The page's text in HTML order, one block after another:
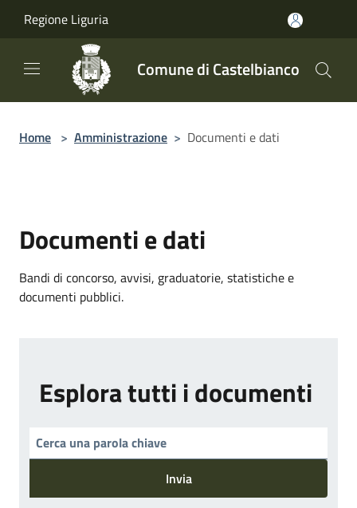
Regione Liguria
Comune di Castelbianco
Home > Amministrazione > Documenti e dati
Documenti e dati
Bandi di concorso, avvisi, graduatorie, statistiche e
documenti pubblici.
Esplora tutti i documenti
Invia